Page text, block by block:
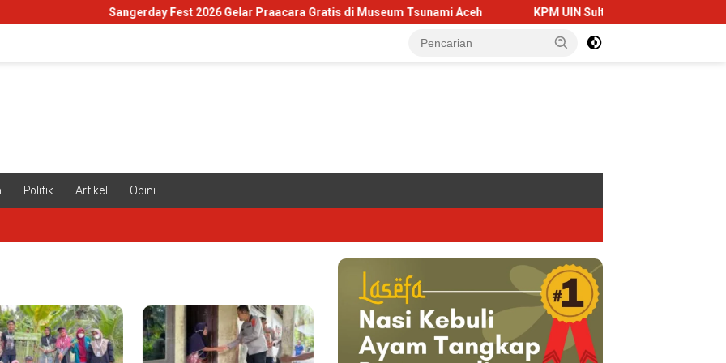
Sangerday Fest 2026 Gelar Praacara Gratis di Museum Tsunami Aceh KPM UIN Sultanah Nahrasiyah Sulap Lahan
Politik Artikel Opini